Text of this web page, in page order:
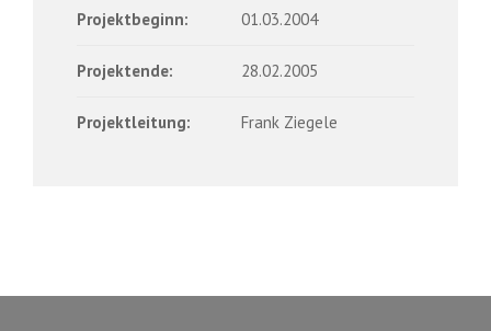
Projektbeginn: 01.03.2004
Projektende: 28.02.2005
Projektleitung: Frank Ziegele